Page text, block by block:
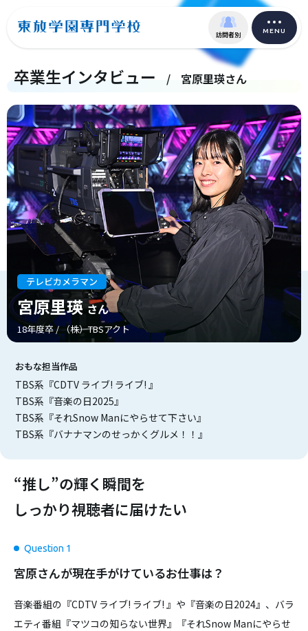
訪問者別 MENU
卒業生インタビュー / 宮原里瑛さん
テレビカメラマン
宮原里瑛さん
18年度卒 / （株）TBSアクト
おもな担当作品
TBS系『CDTV ライブ! ライブ! 』
TBS系『音楽の日2025』
TBS系『それSnow Manにやらせて下さい』
TBS系『バナナマンのせっかくグルメ！！』
“推し”の輝く瞬間を
しっかり視聴者に届けたい
Question 1
宮原さんが現在手がけているお仕事は？
音楽番組の『CDTV ライブ! ライブ! 』や『音楽の日2024』、バラ
エティ番組『マツコの知らない世界』『それSnow Manにやらせ